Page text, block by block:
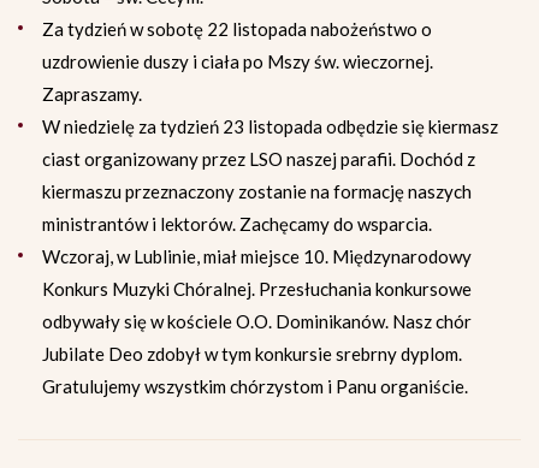
Za tydzień w sobotę 22 listopada nabożeństwo o
uzdrowienie duszy i ciała po Mszy św. wieczornej.
Zapraszamy.
W niedzielę za tydzień 23 listopada odbędzie się kiermasz
ciast organizowany przez LSO naszej parafii. Dochód z
kiermaszu przeznaczony zostanie na formację naszych
ministrantów i lektorów. Zachęcamy do wsparcia.
Wczoraj, w Lublinie, miał miejsce 10. Międzynarodowy
Konkurs Muzyki Chóralnej. Przesłuchania konkursowe
odbywały się w kościele O.O. Dominikanów. Nasz chór
Jubilate Deo zdobył w tym konkursie srebrny dyplom.
Gratulujemy wszystkim chórzystom i Panu organiście.